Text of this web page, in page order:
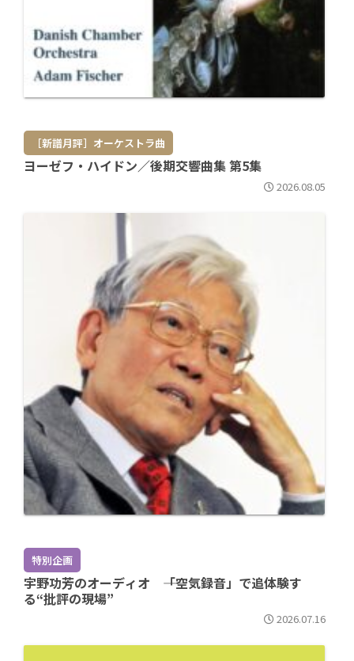
［新譜月評］オーケストラ曲
ヨーゼフ・ハイドン／後期交響曲集 第5集
2026.08.05
特別企画
宇野功芳のオーディオ ――「空気録音」で追体験す
る“批評の現場”
2026.07.16